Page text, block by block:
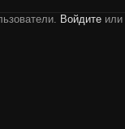
Войдите или